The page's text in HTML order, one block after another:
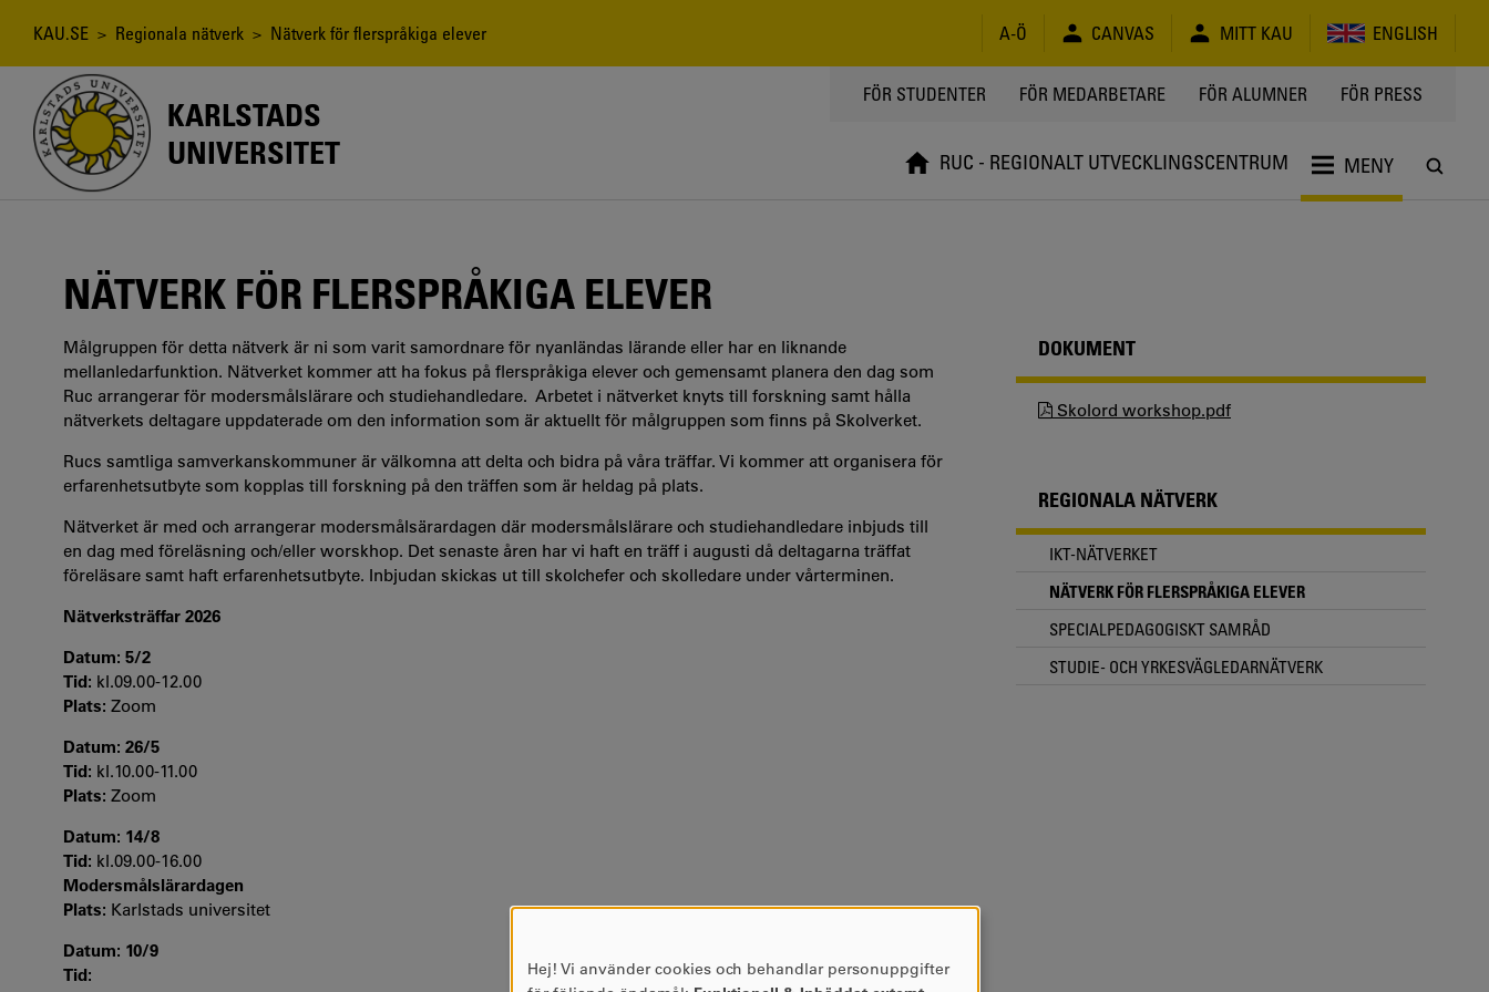
Länkstig
KAU.SE > Regionala nätverk > Nätverk för flerspråkiga elever A-Ö CANVAS MITT KAU ENGLISH
KARLSTADS
UNIVERSITET
TOPPMENY
FÖR STUDENTER FÖR MEDARBETARE FÖR ALUMNER FÖR PRESS
RUC - REGIONALT UTVECKLINGSCENTRUM MENY
NÄTVERK FÖR FLERSPRÅKIGA ELEVER
Målgruppen för detta nätverk är ni som varit samordnare för nyanländas lärande eller har en liknande
mellanledarfunktion. Nätverket kommer att ha fokus på flerspråkiga elever och gemensamt planera den dag som
Ruc arrangerar för modersmålslärare och studiehandledare. Arbetet i nätverket knyts till forskning samt hålla
nätverkets deltagare uppdaterade om den information som är aktuellt för målgruppen som finns på Skolverket.
Rucs samtliga samverkanskommuner är välkomna att delta och bidra på våra träffar. Vi kommer att organisera för
erfarenhetsutbyte som kopplas till forskning på den träffen som är heldag på plats.
Nätverket är med och arrangerar modersmålsärardagen där modersmålslärare och studiehandledare inbjuds till
en dag med föreläsning och/eller worskhop. Det senaste åren har vi haft en träff i augusti då deltagarna träffat
föreläsare samt haft erfarenhetsutbyte. Inbjudan skickas ut till skolchefer och skolledare under vårterminen.
Nätverksträffar 2026
Datum: 5/2
Tid: kl.09.00-12.00
Plats: Zoom
Datum: 26/5
Tid: kl.10.00-11.00
Plats: Zoom
Datum: 14/8
Tid: kl.09.00-16.00
Modersmålslärardagen
Plats: Karlstads universitet
Datum: 10/9
Tid:
DOKUMENT
Skolord workshop.pdf
REGIONALA NÄTVERK
IKT-NÄTVERKET
NÄTVERK FÖR FLERSPRÅKIGA ELEVER
SPECIALPEDAGOGISKT SAMRÅD
STUDIE- OCH YRKESVÄGLEDARNÄTVERK
ANVÄNDNING
Hej! Vi använder cookies och behandlar personuppgifter